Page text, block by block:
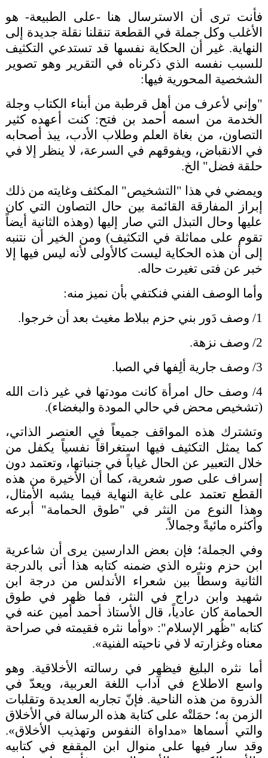
فأنت ترى أن الاسترسال هنا -على الطبيعة- هو
الأغلب وكل جملة في القطعة تنقلنا نقلة جديدة إلى
النهاية. غير أن الحكاية نفسها قد تستدعي التكثيف
للسبب نفسه الذي ذكرناه في التقرير وهو تصوير
الشخصية المحورية فيها:
"وإني لأعرف من أهل قرطبة من أبناء الكتاب وجلة
الخدمة من اسمه أحمد بن فتح: كنت أعهده كثير
التصاون، من بغاة العلم وطلاب الأدب، يبذ أصحابه
في الانقباض، ويفوقهم في السرعة، لا ينظر إلا في
حلقة فضل" الخ.
ويمضي في هذا "التشخيص" المكثف وغايته من ذلك
إبراز المفارقة القائمة بين حال التصاون التي كان
عليها وحال التبذل التي صار إليها (وهذه الثانية أيضاً
تقوم على مماثلة في التكثيف) ومن الخير أن نتنبه
إلى أن هذه الحكاية ليست كالأولى لأنه ليس فيها إلا
خبر عن فتى تغيرت حاله.
وأما الوصف الفني فنكتفي بأن نميز منه:
1/ وصف دَور بني حزم ببلاط مغيث بعد أن خرجوا.
2/ وصف نزهة.
3/ وصف جارية ألِفها في الصبا.
4/ وصف حال امرأة كانت مودتها في غير ذات الله
(تشخيص محض في حالي المودة والبغضاء).
وتشترك هذه المواقف جميعاً في العنصر الذاتي،
كما يمثل التكثيف فيها استغراقاً نفسياً يكفل من
خلال التعبير عن الحال غياباً في جنباتها، وتعتمد دون
إسراف على صور شعرية، كما أن الأخيرة من هذه
القطع تعتمد على غاية النهاية فيما يشبه الأمثال،
وهذا النوع من النثر في "طوق الحمامة" أبرعه
وأكثره مائيةً وجمالاً.
وفي الجملة؛ فإن بعض الدارسين يرى أن شاعرية
ابن حزم ونثره الذي ضمنه كتابه هذا أتى بالدرجة
الثانية وسطاً بين شعراء الأندلس من درجة ابن
شهيد وابن دراج في النثر، فما ظهر في طوق
الحمامة كان عادياً، قال الأستاذ أحمد أمين عنه في
كتابه "ظُهر الإسلام": «وأما نثره فقيمته في صراحة
معناه وغزارته لا في ناحيته الفنية».
أما نثره البليغ فيظهر في رسالته الأخلاقية. وهو
واسع الاطلاع في آداب اللغة العربية، ويعدّ في
الذروة من هذه الناحية. فإنّ تجاربه العديدة وتقلبات
الزمن به؛ حمَلتْه على كتابة هذه الرسالة في الأخلاق
والتي أسماها «مداواة النفوس وتهذيب الأخلاق».
وقد سار فيها على منوال ابن المقفع في كتابيه